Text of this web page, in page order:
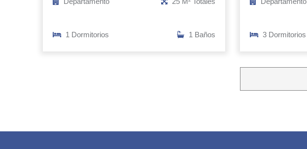
1 Dormitorios 1 Baños 3 Dormitorios